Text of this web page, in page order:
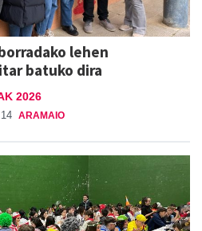
lehen
batuko dira
2026
ARAMAIO